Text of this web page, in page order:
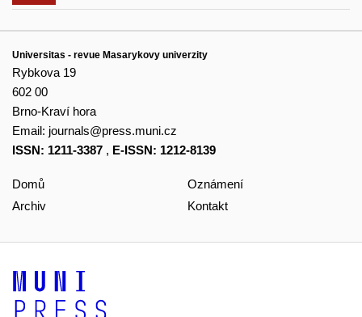
Universitas - revue Masarykovy univerzity
Rybkova 19
602 00
Brno-Kraví hora
Email: journals@press.muni.cz
ISSN: 1211-3387 , E-ISSN: 1212-8139
Domů
Archiv
Oznámení
Kontakt